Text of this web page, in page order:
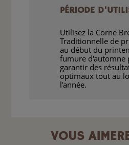
PÉRIODE
Utilisez la Corne
Traditionnelle de
au début du
fumure d'automne
garantir des
optimaux tout au
l'année.
VOUS